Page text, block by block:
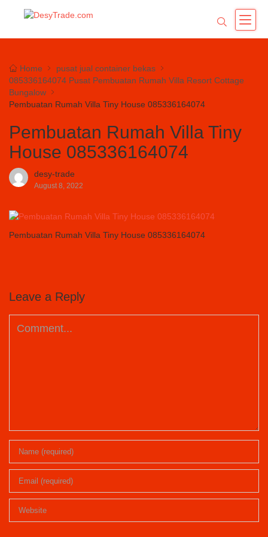
Home
pusat jual container bekas
085336164074 Pusat Pembuatan Rumah Villa Resort Cottage
Bungalow
Pembuatan Rumah Villa Tiny House 085336164074
Pembuatan Rumah Villa Tiny
House 085336164074
desy-trade
August 8, 2022
Pembuatan Rumah Villa Tiny House 085336164074
Leave a Reply